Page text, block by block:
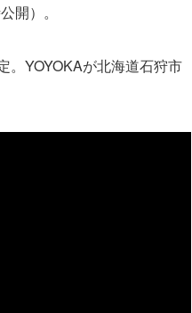
開）。
。YOYOKAが北海道石狩市